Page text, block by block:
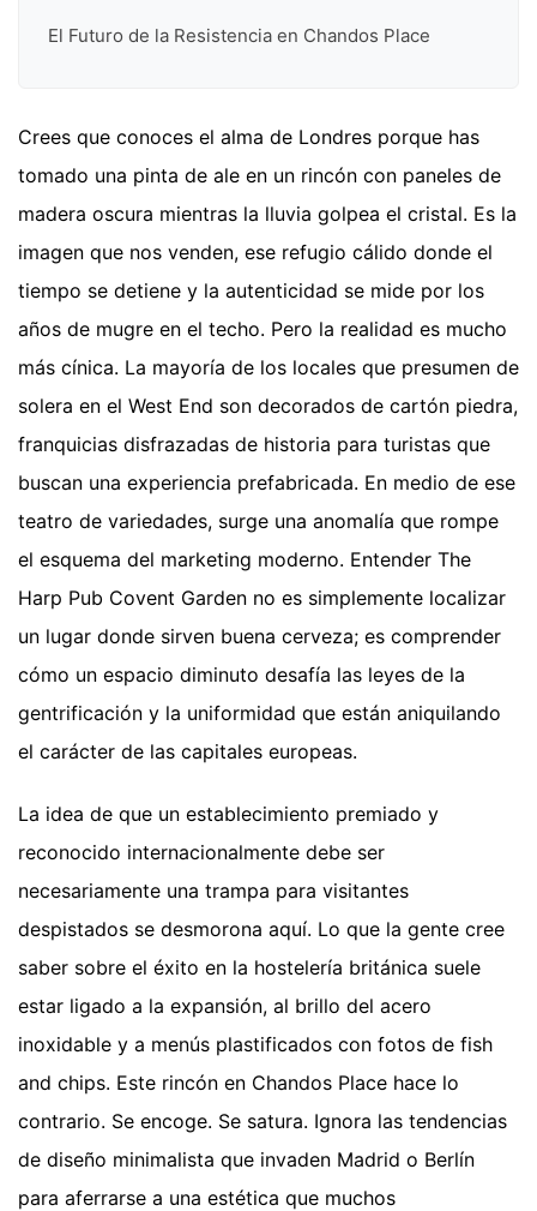
El Futuro de la Resistencia en Chandos Place
Crees que conoces el alma de Londres porque has
tomado una pinta de ale en un rincón con paneles de
madera oscura mientras la lluvia golpea el cristal. Es la
imagen que nos venden, ese refugio cálido donde el
tiempo se detiene y la autenticidad se mide por los
años de mugre en el techo. Pero la realidad es mucho
más cínica. La mayoría de los locales que presumen de
solera en el West End son decorados de cartón piedra,
franquicias disfrazadas de historia para turistas que
buscan una experiencia prefabricada. En medio de ese
teatro de variedades, surge una anomalía que rompe
el esquema del marketing moderno. Entender The
Harp Pub Covent Garden no es simplemente localizar
un lugar donde sirven buena cerveza; es comprender
cómo un espacio diminuto desafía las leyes de la
gentrificación y la uniformidad que están aniquilando
el carácter de las capitales europeas.
La idea de que un establecimiento premiado y
reconocido internacionalmente debe ser
necesariamente una trampa para visitantes
despistados se desmorona aquí. Lo que la gente cree
saber sobre el éxito en la hostelería británica suele
estar ligado a la expansión, al brillo del acero
inoxidable y a menús plastificados con fotos de fish
and chips. Este rincón en Chandos Place hace lo
contrario. Se encoge. Se satura. Ignora las tendencias
de diseño minimalista que invaden Madrid o Berlín
para aferrarse a una estética que muchos